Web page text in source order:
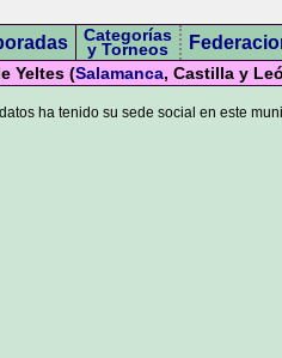
Categorías
y Torneos
Yeltes (Salamanca, Castilla y
ha tenido su sede social en este